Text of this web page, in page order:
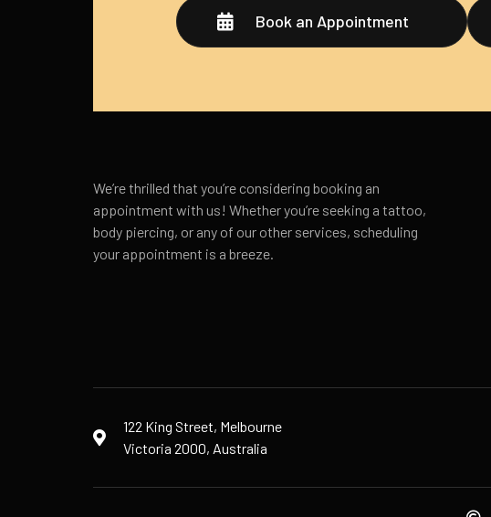
Book an Appointment
We’re thrilled that you’re considering booking an
appointment with us! Whether you’re seeking a tattoo,
body piercing, or any of our other services, scheduling
your appointment is a breeze.
122 King Street, Melbourne
Victoria 2000, Australia